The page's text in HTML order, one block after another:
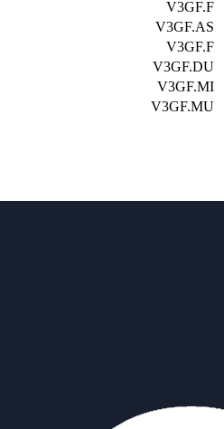
V3GF.F
V3GF.AS
V3GF.F
V3GF.DU
V3GF.MI
V3GF.MU